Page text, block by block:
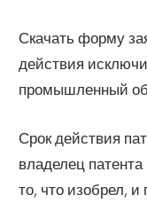
Скачать форму
действия
промышленный
Срок действия
владелец
то, что изобрел,